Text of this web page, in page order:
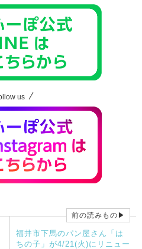
us
前の読みもの▶
福井市下馬のパン屋さん「は
ちの子」が4/21(火)にリニュー